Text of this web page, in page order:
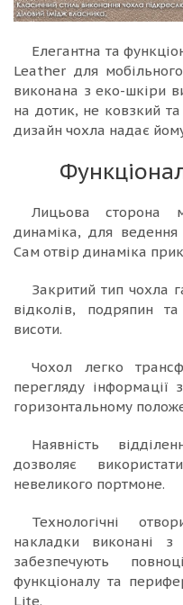
Елегантна та
Leather для
виконана з еко-шкіри
на дотик, не ковзкий
дизайн чохла надає
Лицьова сторона
динаміка, для
Сам отвір динаміка
Закритий тип чохла
відколів, подряпин
висоти.
Чохол легко
перегляду
горизонтальному
Наявність
дозволяє
невеликого портмоне.
Технологічні
накладки виконані
забезпечують
функціоналу та
Lite.